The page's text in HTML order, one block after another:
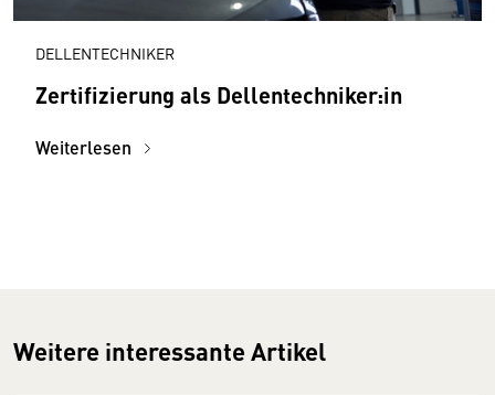
DELLENTECHNIKER
Zertifizierung als Dellentechniker:in
Weiterlesen
Weitere interessante Artikel